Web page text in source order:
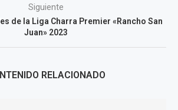
Siguiente
de la Liga Charra Premier «Rancho San
Juan» 2023
RELACIONADO